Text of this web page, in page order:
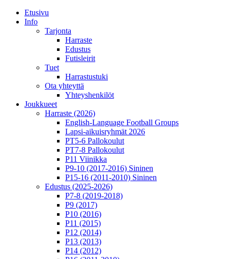
Etusivu
Info
Tarjonta
Harraste
Edustus
Futisleirit
Tuet
Harrastustuki
Ota yhteyttä
Yhteyshenkilöt
Joukkueet
Harraste (2026)
English‑Language Football Groups
Lapsi-aikuisryhmät 2026
PT5-6 Pallokoulut
PT7-8 Pallokoulut
P11 Viinikka
P9-10 (2017-2016) Sininen
P15-16 (2011-2010) Sininen
Edustus (2025-2026)
P7-8 (2019-2018)
P9 (2017)
P10 (2016)
P11 (2015)
P12 (2014)
P13 (2013)
P14 (2012)